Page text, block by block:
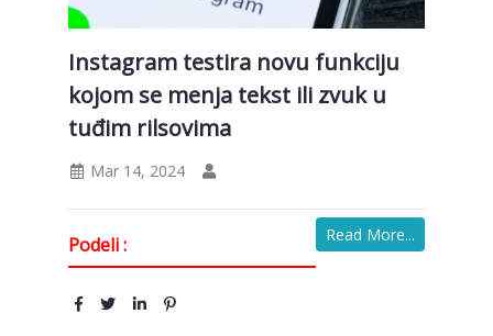
Instagram testira novu funkciju
kojom se menja tekst ili zvuk u
tuđim rilsovima
Mar 14, 2024
Read More...
Podeli :